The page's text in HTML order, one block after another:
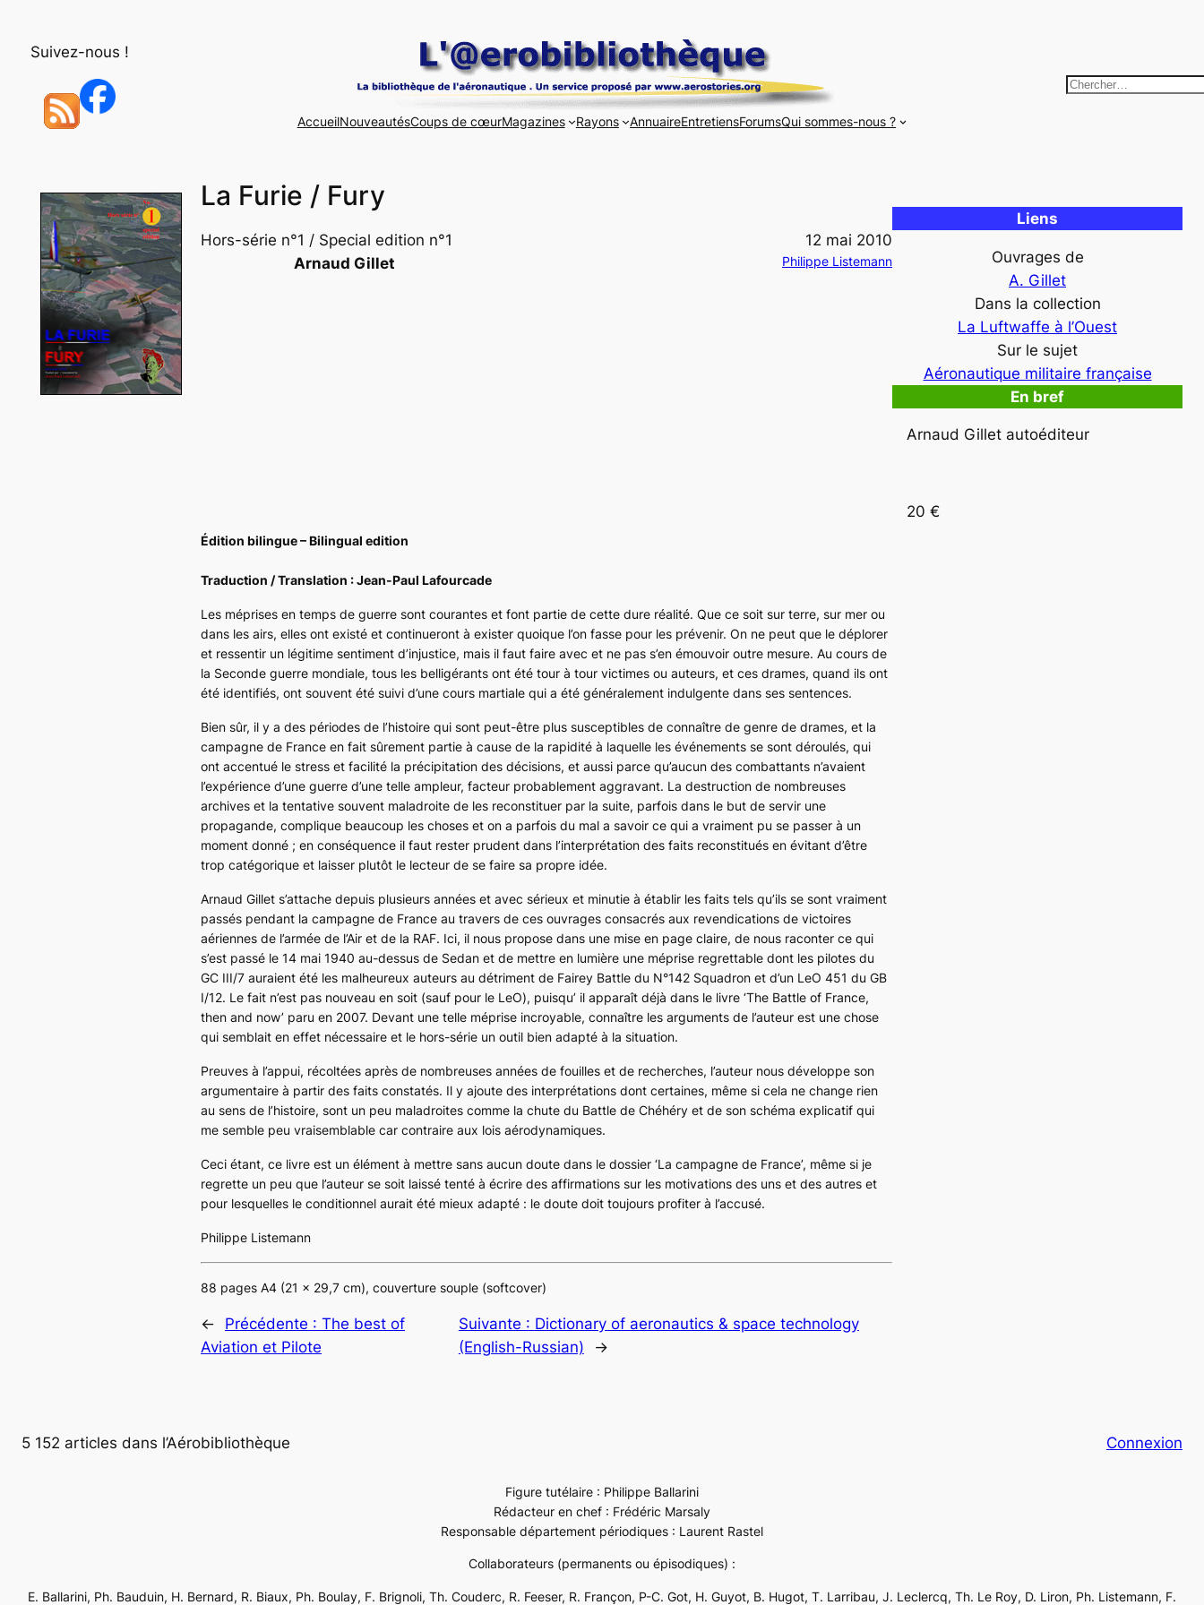
Suivez-nous !
AccueilNouveautésCoups de cœurMagazines Rayons AnnuaireEntretiensForumsQui sommes-nous ?
R
r
c
La Furie / Fury
Hors-série n°1 / Special edition n°1
Arnaud Gillet
12 mai 2010
Philippe Listemann
Édition bilingue – Bilingual edition
Traduction / Translation : Jean-Paul Lafourcade
Les méprises en temps de guerre sont courantes et font partie de cette dure réalité. Que ce soit sur terre, sur mer ou
dans les airs, elles ont existé et continueront à exister quoique l’on fasse pour les prévenir. On ne peut que le déplorer
et ressentir un légitime sentiment d’injustice, mais il faut faire avec et ne pas s’en émouvoir outre mesure. Au cours de
la Seconde guerre mondiale, tous les belligérants ont été tour à tour victimes ou auteurs, et ces drames, quand ils ont
été identifiés, ont souvent été suivi d’une cours martiale qui a été généralement indulgente dans ses sentences.
Bien sûr, il y a des périodes de l’histoire qui sont peut-être plus susceptibles de connaître de genre de drames, et la
campagne de France en fait sûrement partie à cause de la rapidité à laquelle les événements se sont déroulés, qui
ont accentué le stress et facilité la précipitation des décisions, et aussi parce qu’aucun des combattants n’avaient
l’expérience d’une guerre d’une telle ampleur, facteur probablement aggravant. La destruction de nombreuses
archives et la tentative souvent maladroite de les reconstituer par la suite, parfois dans le but de servir une
propagande, complique beaucoup les choses et on a parfois du mal a savoir ce qui a vraiment pu se passer à un
moment donné ; en conséquence il faut rester prudent dans l’interprétation des faits reconstitués en évitant d’être
trop catégorique et laisser plutôt le lecteur de se faire sa propre idée.
Arnaud Gillet s’attache depuis plusieurs années et avec sérieux et minutie à établir les faits tels qu’ils se sont vraiment
passés pendant la campagne de France au travers de ces ouvrages consacrés aux revendications de victoires
aériennes de l’armée de l’Air et de la RAF. Ici, il nous propose dans une mise en page claire, de nous raconter ce qui
s’est passé le 14 mai 1940 au-dessus de Sedan et de mettre en lumière une méprise regrettable dont les pilotes du
GC III/7 auraient été les malheureux auteurs au détriment de Fairey Battle du N°142 Squadron et d’un LeO 451 du GB
I/12. Le fait n’est pas nouveau en soit (sauf pour le LeO), puisqu’ il apparaît déjà dans le livre ‘The Battle of France,
then and now’ paru en 2007. Devant une telle méprise incroyable, connaître les arguments de l’auteur est une chose
qui semblait en effet nécessaire et le hors-série un outil bien adapté à la situation.
Preuves à l’appui, récoltées après de nombreuses années de fouilles et de recherches, l’auteur nous développe son
argumentaire à partir des faits constatés. Il y ajoute des interprétations dont certaines, même si cela ne change rien
au sens de l’histoire, sont un peu maladroites comme la chute du Battle de Chéhéry et de son schéma explicatif qui
me semble peu vraisemblable car contraire aux lois aérodynamiques.
Ceci étant, ce livre est un élément à mettre sans aucun doute dans le dossier ‘La campagne de France’, même si je
regrette un peu que l’auteur se soit laissé tenté à écrire des affirmations sur les motivations des uns et des autres et
pour lesquelles le conditionnel aurait été mieux adapté : le doute doit toujours profiter à l’accusé.
Philippe Listemann
88 pages A4 (21 x 29,7 cm), couverture souple (softcover)
← Précédente : The best of
Aviation et Pilote
Suivante : Dictionary of aeronautics & space technology
(English-Russian)
→
Liens
Ouvrages de
A. Gillet
Dans la collection
La Luftwaffe à l’Ouest
Sur le sujet
Aéronautique militaire française
En bref
Arnaud Gillet autoéditeur
20 €
5 152 articles dans l’Aérobibliothèque Connexion
Figure tutélaire : Philippe Ballarini
Rédacteur en chef : Frédéric Marsaly
Responsable département périodiques : Laurent Rastel
Collaborateurs (permanents ou épisodiques) :
E. Ballarini, Ph. Bauduin, H. Bernard, R. Biaux, Ph. Boulay, F. Brignoli, Th. Couderc, R. Feeser, R. Françon, P-C. Got, H. Guyot, B. Hugot, T. Larribau, J. Leclercq, Th. Le Roy, D. Liron, Ph. Listemann, F.